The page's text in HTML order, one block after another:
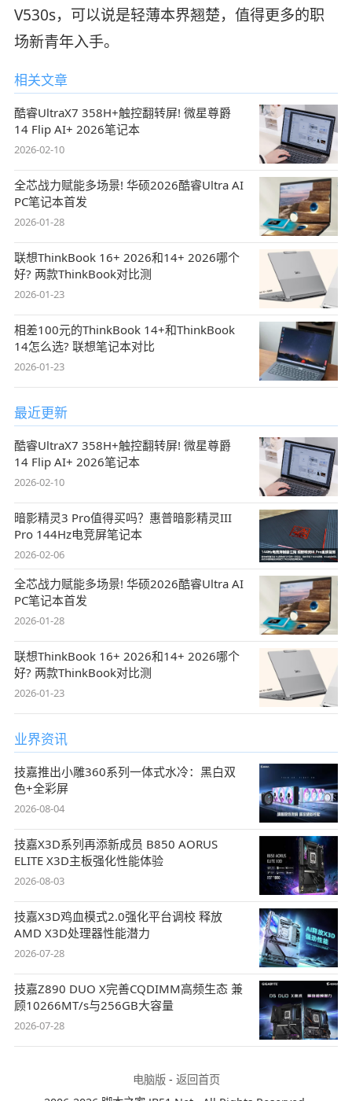
V530s，可以说是轻薄本界翘楚，值得更多的职
场新青年入手。
相关文章
酷睿UltraX7 358H+触控翻转屏! 微星尊爵
14 Flip AI+ 2026笔记本
2026-02-10
全芯战力赋能多场景! 华硕2026酷睿Ultra AI
PC笔记本首发
2026-01-28
联想ThinkBook 16+ 2026和14+ 2026哪个
好? 两款ThinkBook对比测
2026-01-23
相差100元的ThinkBook 14+和ThinkBook
14怎么选? 联想笔记本对比
2026-01-23
最近更新
酷睿UltraX7 358H+触控翻转屏! 微星尊爵
14 Flip AI+ 2026笔记本
2026-02-10
暗影精灵3 Pro值得买吗？惠普暗影精灵III
Pro 144Hz电竞屏笔记本
2026-02-06
全芯战力赋能多场景! 华硕2026酷睿Ultra AI
PC笔记本首发
2026-01-28
联想ThinkBook 16+ 2026和14+ 2026哪个
好? 两款ThinkBook对比测
2026-01-23
业界资讯
技嘉推出小雕360系列一体式水冷：黑白双
色+全彩屏
2026-08-04
技嘉X3D系列再添新成员 B850 AORUS
ELITE X3D主板强化性能体验
2026-08-03
技嘉X3D鸡血模式2.0强化平台调校 释放
AMD X3D处理器性能潜力
2026-07-28
技嘉Z890 DUO X完善CQDIMM高频生态 兼
顾10266MT/s与256GB大容量
2026-07-28
电脑版- 返回首页